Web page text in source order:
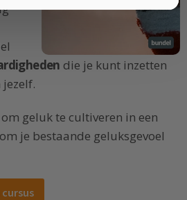
die je kunt inzetten
geluk te cultiveren in een
je bestaande geluksgevoel